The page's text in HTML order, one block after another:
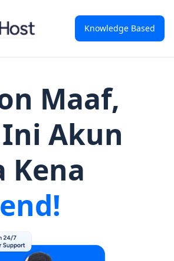
Knowledge Based
Maaf,
Akun
Kena